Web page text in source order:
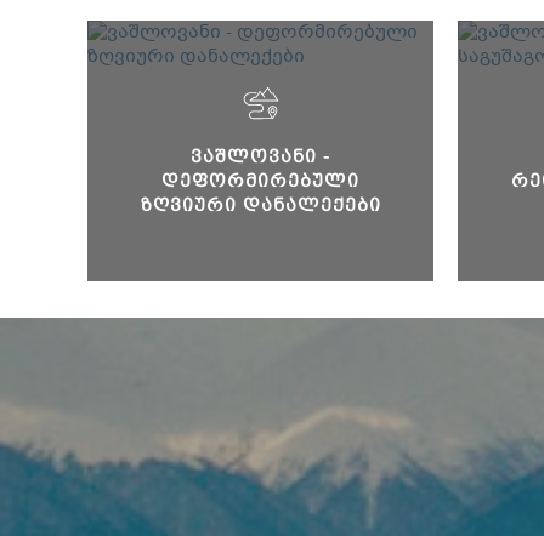
ᲕᲐᲨᲚᲝᲕᲐᲜᲘ -
ᲓᲔᲤᲝᲠᲛᲘᲠᲔᲑᲣᲚᲘ
ᲖᲦᲕᲘᲣᲠᲘ ᲓᲐᲜᲐᲚᲔᲥᲔᲑᲘ